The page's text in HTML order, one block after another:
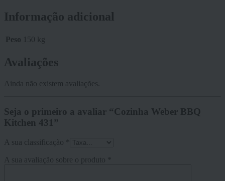
Informação adicional
Peso 150 kg
Avaliações
Ainda não existem avaliações.
Seja o primeiro a avaliar “Cozinha Weber BBQ
Kitchen 431”
A sua classificação
A sua avaliação sobre o produto